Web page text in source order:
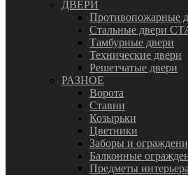
ДВЕРИ
Противопожарные
Стальные двери
Тамбурные двери
Технические двери
Решетчатые двери
РАЗНОЕ
Ворота
Ставни
Козырьки
Цветники
Заборы и
Балконные
Предметы интерьера